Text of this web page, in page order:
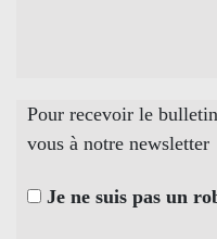
Pour recevoir le
vous à notre newsletter
Je ne suis pas un